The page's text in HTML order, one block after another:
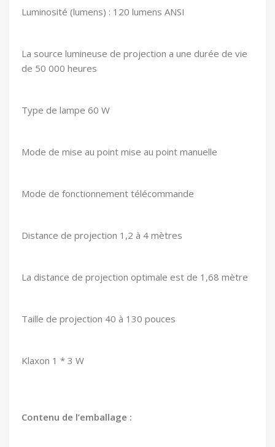
Luminosité (lumens) : 120 lumens ANSI
La source lumineuse de projection a une durée de vie
de 50 000 heures
Type de lampe 60 W
Mode de mise au point mise au point manuelle
Mode de fonctionnement télécommande
Distance de projection 1,2 à 4 mètres
La distance de projection optimale est de 1,68 mètre
Taille de projection 40 à 130 pouces
Klaxon 1 * 3 W
Contenu de l’emballage :